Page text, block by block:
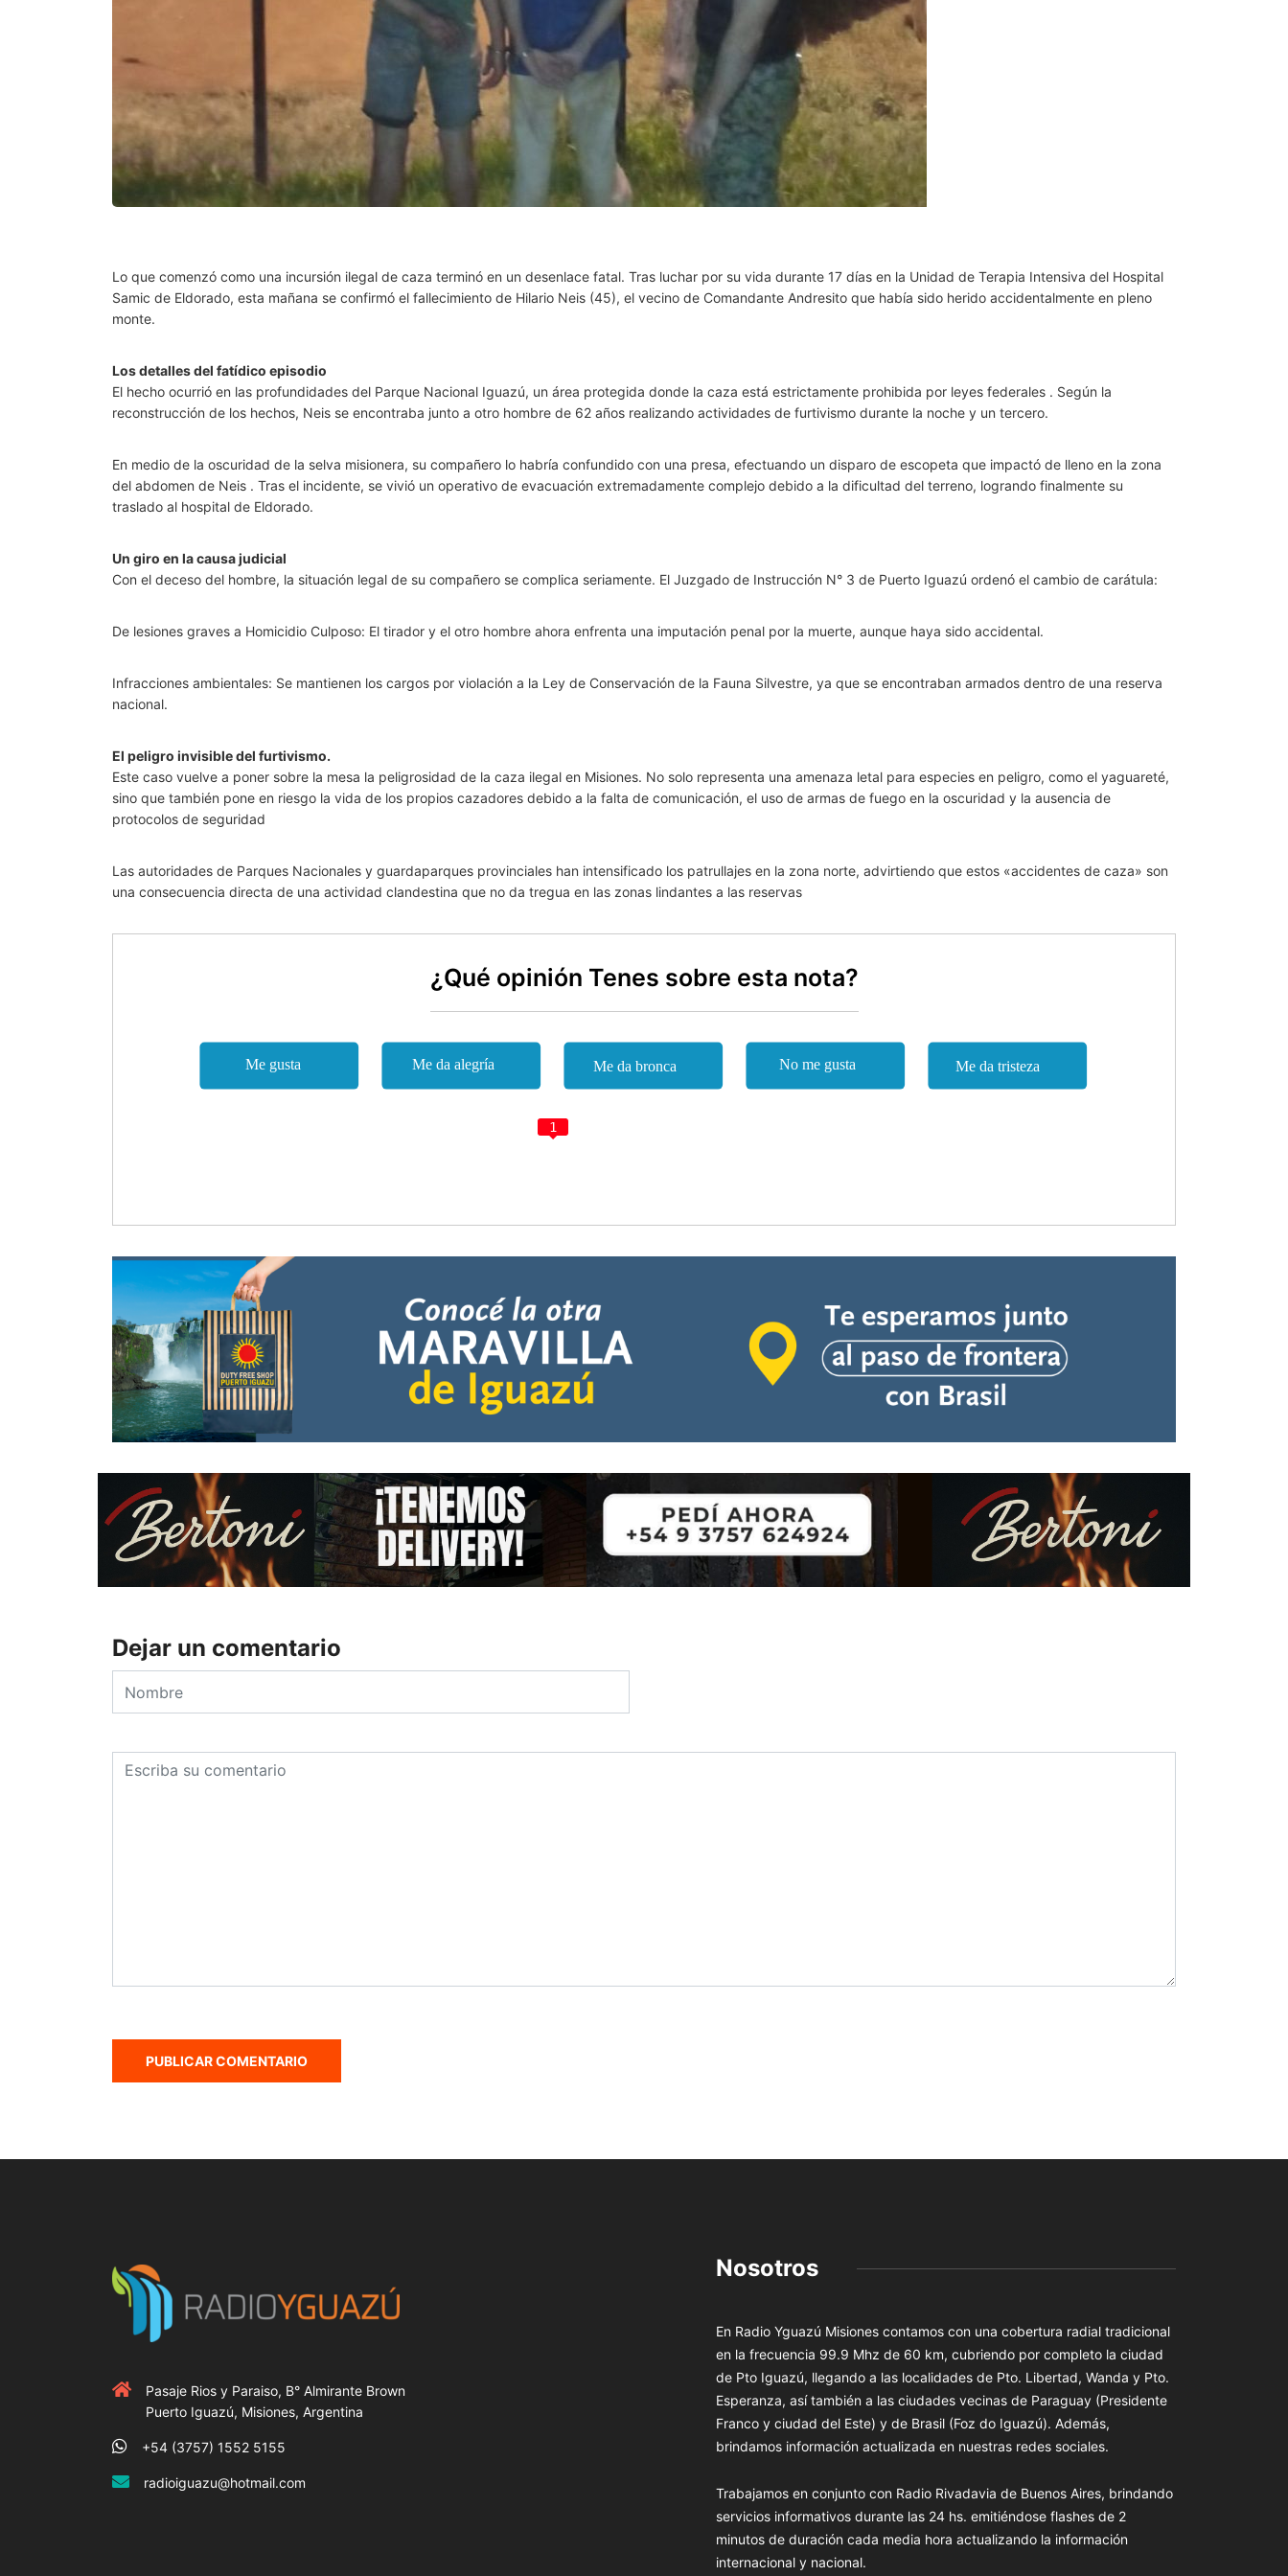
Lo que comenzó como una incursión ilegal de caza terminó en un desenlace fatal. Tras luchar por su vida durante 17 días en la Unidad de Terapia Intensiva del Hospital
Samic de Eldorado, esta mañana se confirmó el fallecimiento de Hilario Neis (45), el vecino de Comandante Andresito que había sido herido accidentalmente en pleno
monte.
Los detalles del fatídico episodio
El hecho ocurrió en las profundidades del Parque Nacional Iguazú, un área protegida donde la caza está estrictamente prohibida por leyes federales . Según la
reconstrucción de los hechos, Neis se encontraba junto a otro hombre de 62 años realizando actividades de furtivismo durante la noche y un tercero.
En medio de la oscuridad de la selva misionera, su compañero lo habría confundido con una presa, efectuando un disparo de escopeta que impactó de lleno en la zona
del abdomen de Neis . Tras el incidente, se vivió un operativo de evacuación extremadamente complejo debido a la dificultad del terreno, logrando finalmente su
traslado al hospital de Eldorado.
Un giro en la causa judicial
Con el deceso del hombre, la situación legal de su compañero se complica seriamente. El Juzgado de Instrucción N° 3 de Puerto Iguazú ordenó el cambio de carátula:
De lesiones graves a Homicidio Culposo: El tirador y el otro hombre ahora enfrenta una imputación penal por la muerte, aunque haya sido accidental.
Infracciones ambientales: Se mantienen los cargos por violación a la Ley de Conservación de la Fauna Silvestre, ya que se encontraban armados dentro de una reserva
nacional.
El peligro invisible del furtivismo.
Este caso vuelve a poner sobre la mesa la peligrosidad de la caza ilegal en Misiones. No solo representa una amenaza letal para especies en peligro, como el yaguareté,
sino que también pone en riesgo la vida de los propios cazadores debido a la falta de comunicación, el uso de armas de fuego en la oscuridad y la ausencia de
protocolos de seguridad
Las autoridades de Parques Nacionales y guardaparques provinciales han intensificado los patrullajes en la zona norte, advirtiendo que estos «accidentes de caza» son
una consecuencia directa de una actividad clandestina que no da tregua en las zonas lindantes a las reservas
¿Qué opinión Tenes sobre esta nota?
1
Dejar un comentario
Pasaje Rios y Paraiso, B° Almirante Brown
Puerto Iguazú, Misiones, Argentina
+54 (3757) 1552 5155
radioiguazu@hotmail.com
Nosotros
En Radio Yguazú Misiones contamos con una cobertura radial tradicional
en la frecuencia 99.9 Mhz de 60 km, cubriendo por completo la ciudad
de Pto Iguazú, llegando a las localidades de Pto. Libertad, Wanda y Pto.
Esperanza, así también a las ciudades vecinas de Paraguay (Presidente
Franco y ciudad del Este) y de Brasil (Foz do Iguazú). Además,
brindamos información actualizada en nuestras redes sociales.
Trabajamos en conjunto con Radio Rivadavia de Buenos Aires, brindando
servicios informativos durante las 24 hs. emitiéndose flashes de 2
minutos de duración cada media hora actualizando la información
internacional y nacional.